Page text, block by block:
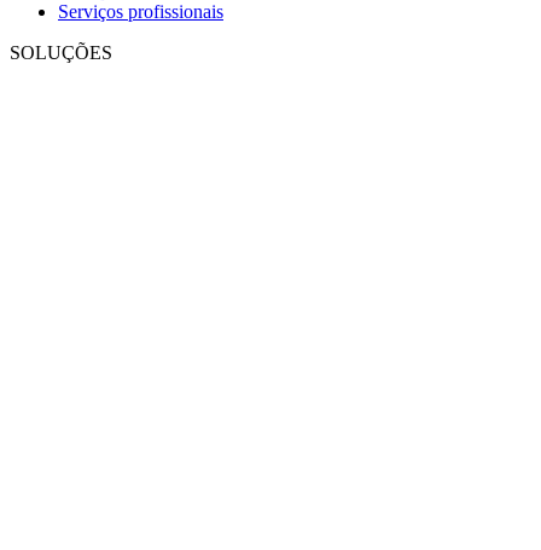
Serviços profissionais
SOLUÇÕES